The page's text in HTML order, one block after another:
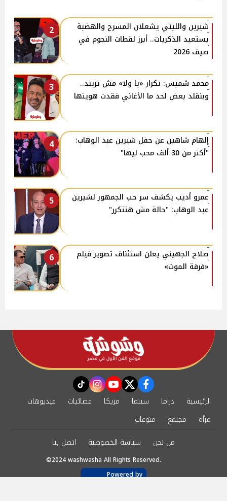
2
شيرين والليثي يشعلان المسرح والهضبة
يستعيد الذكريات.. أبرز لقطات النجوم في
صيف 2026
3
محمد شميس: تكرار «يا ولا» مش تريند..
وبنقلد بعض لحد ما الأغاني فقدت هويتها
4
إلهام شاهين عن حفل شيرين عبد الوهاب:
"أكتر من 30 ألف محب ليها"
5
عمرو أديب يكشف سر حب الجمهور لشيرين
عبد الوهاب: "حالة مش هتتكرر"
6
صلاح الجهيني يعلن استئناف تصوير فيلم
«فرقة الموت»
facebook
twitter
youtube
instagram
tiktok
الرئيسية دراما سينما مزيكا فضائيات
فيديوهات
مرأة
مجتمع
منوعات
من نحن
سياسة الخصوصية اتصل بنا
©2024 washwasha All Rights Reserved.
Powered by